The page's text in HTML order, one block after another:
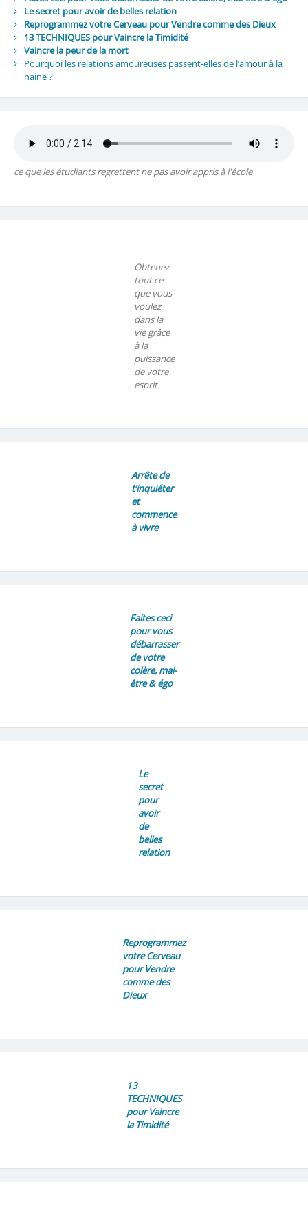
Le secret pour avoir de belles relation
Reprogrammez votre Cerveau pour Vendre comme des Dieux
13 TECHNIQUES pour Vaincre la Timidité
Vaincre la peur de la mort
Pourquoi les relations amoureuses passent-elles de l’amour à la
haine ?
ce que les étudiants regrettent ne pas avoir appris à l'école
Obtenez
tout ce
que vous
voulez
dans la
vie grâce
à la
puissance
de votre
esprit.
Arrête de
t’inquiéter
et
commence
à vivre
Faites ceci
pour vous
débarrasser
de votre
colère, mal-
être & égo
Le
secret
pour
avoir
de
belles
relation
Reprogrammez
votre Cerveau
pour Vendre
comme des
Dieux
13
TECHNIQUES
pour Vaincre
la Timidité